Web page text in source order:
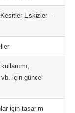
Eskizler –
için güncel
için tasarım